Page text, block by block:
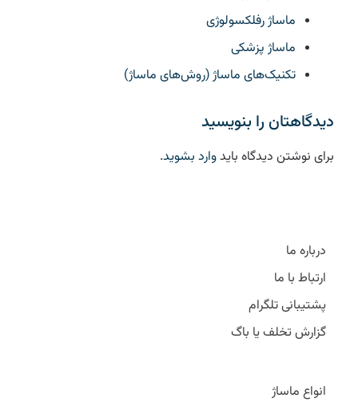
ماساژ رفلکسولوژی
ماساژ پزشکی
تکنیک‌های ماساژ (روش‌های ماساژ)
دیدگاهتان را بنویسید
برای نوشتن دیدگاه بایدوارد بشوید.
درباره ما
ارتباط با ما
پشتیبانی تلگرام
گزارش تخلف یا باگ
انواع ماساژ